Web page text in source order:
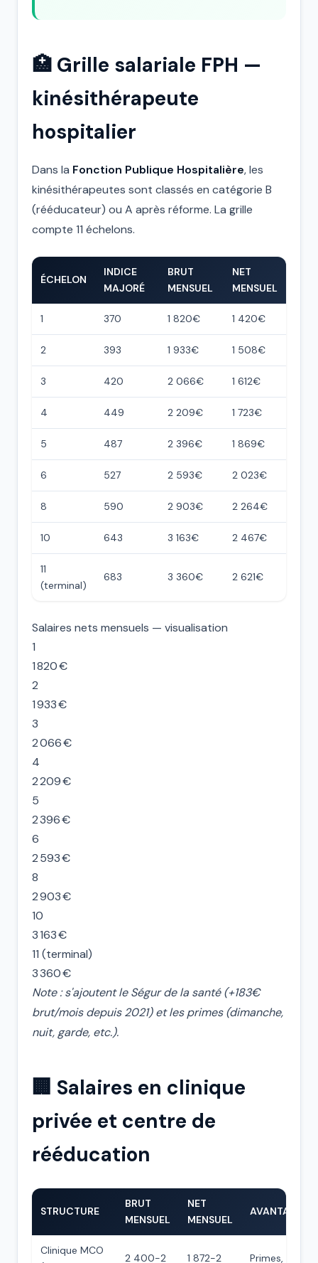
🏥 Grille salariale FPH —
kinésithérapeute
hospitalier
Dans la Fonction Publique Hospitalière, les
kinésithérapeutes sont classés en catégorie B
(rééducateur) ou A après réforme. La grille
compte 11 échelons.
ÉCHELON
INDICE
MAJORÉ
BRUT
MENSUEL
NET
MENSUEL
1 370 1 820€ 1 420€
2 393 1 933€ 1 508€
3 420 2 066€ 1 612€
4 449 2 209€ 1 723€
5 487 2 396€ 1 869€
6 527 2 593€ 2 023€
8 590 2 903€ 2 264€
10 643 3 163€ 2 467€
11
(terminal)
683 3 360€ 2 621€
Salaires nets mensuels — visualisation
1
1 820 €
2
1 933 €
3
2 066 €
4
2 209 €
5
2 396 €
6
2 593 €
8
2 903 €
10
3 163 €
11 (terminal)
3 360 €
Note : s'ajoutent le Ségur de la santé (+183€
brut/mois depuis 2021) et les primes (dimanche,
nuit, garde, etc.).
🏢 Salaires en clinique
privée et centre de
rééducation
STRUCTURE
BRUT
MENSUEL
NET
MENSUEL
AVANTAGES
Clinique MCO
2 400-2 1 872-2 Primes,